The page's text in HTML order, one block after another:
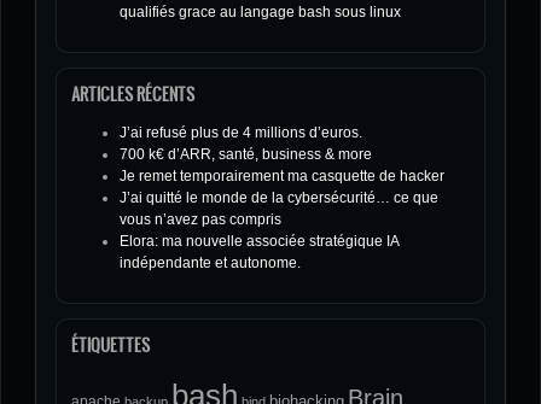
qualifiés grace au langage bash sous linux
ARTICLES RÉCENTS
J’ai refusé plus de 4 millions d’euros.
700 k€ d’ARR, santé, business & more
Je remet temporairement ma casquette de hacker
J’ai quitté le monde de la cybersécurité… ce que
vous n’avez pas compris
Elora: ma nouvelle associée stratégique IA
indépendante et autonome.
ÉTIQUETTES
bash Brain